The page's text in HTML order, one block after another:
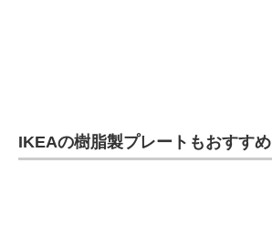
IKEAの樹脂製プレートもおすすめ